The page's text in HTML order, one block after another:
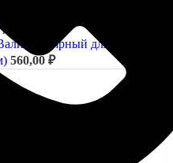
малярный для краски из
560,00 ₽